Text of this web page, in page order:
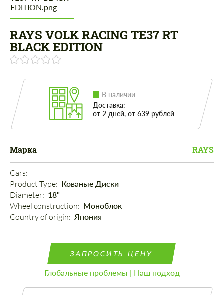
RAYS VOLK RACING TE37 RT
BLACK EDITION
В наличии
Доставка:
от 2 дней, от 639 рублей
Марка RAYS
Cars:
Product Type: Кованые Диски
Diameter: 18"
Wheel construction: Моноблок
Country of origin: Япония
ЗАПРОСИТЬ ЦЕНУ
Глобальные проблемы | Наш подход